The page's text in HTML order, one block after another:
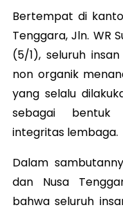
Bertempat di
Tenggara, Jln. WR
(5/1), seluruh
non organik
yang selalu
sebagai bentuk
integritas lembaga.
Dalam
dan Nusa
bahwa seluruh